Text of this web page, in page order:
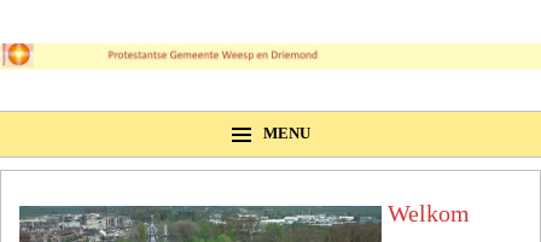
MENU
Welkom